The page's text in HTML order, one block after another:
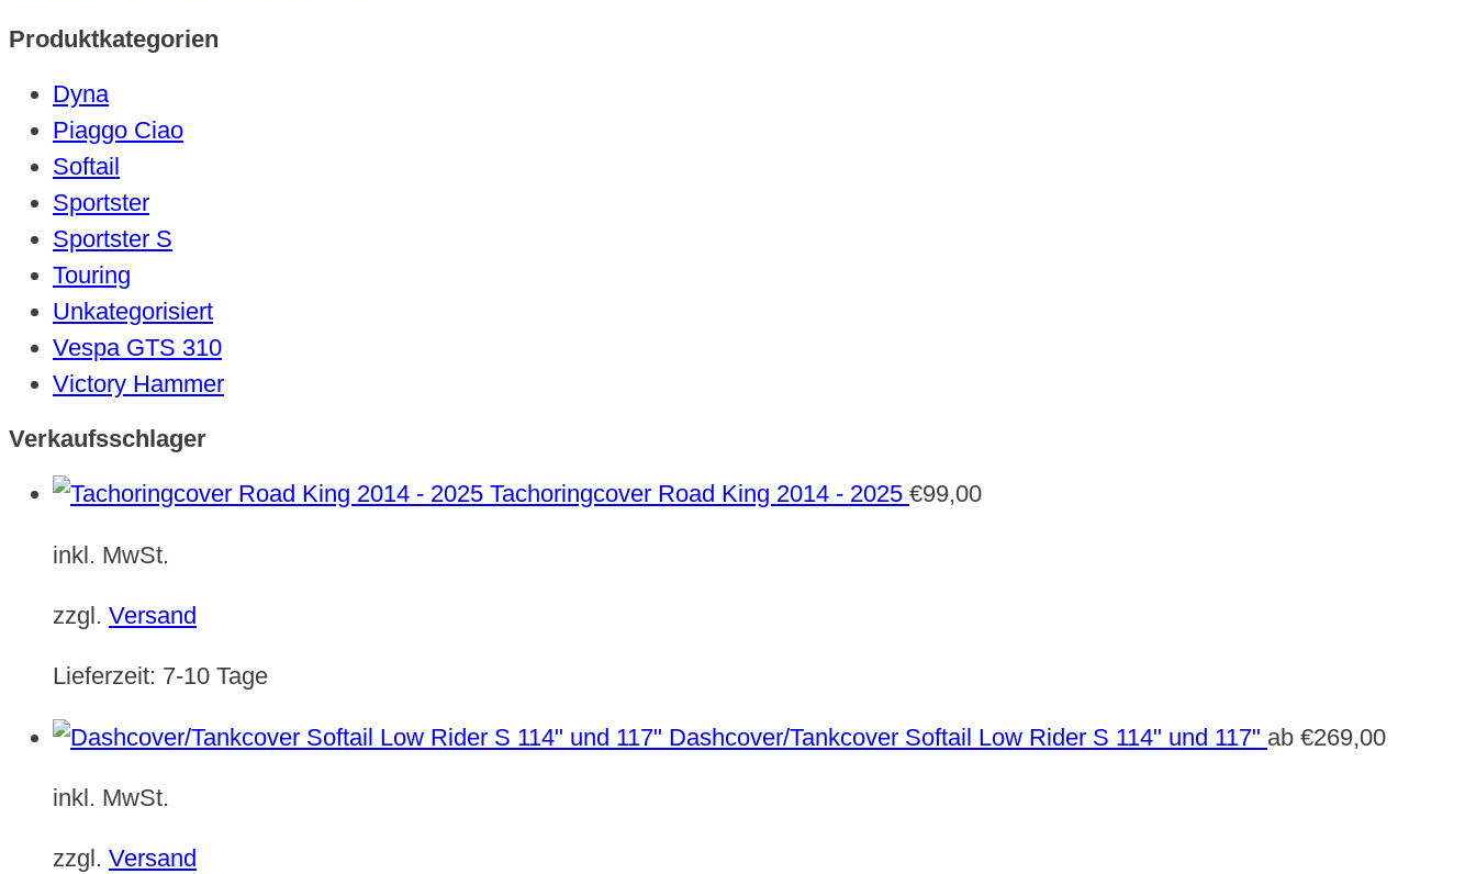
Produktkategorien
Dyna
Piaggo Ciao
Softail
Sportster
Sportster S
Touring
Unkategorisiert
Vespa GTS 310
Victory Hammer
Verkaufsschlager
Tachoringcover Road King 2014 - 2025 €99,00
inkl. MwSt.
zzgl. Versand
Lieferzeit: 7-10 Tage
Dashcover/Tankcover Softail Low Rider S 114" und 117" ab €269,00
inkl. MwSt.
zzgl. Versand